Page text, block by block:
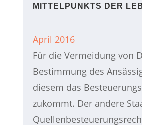
ITTELPUNKTS DER
April 2016
Für die Vermeidung von
Bestimmung des
diesem das
zukommt. Der andere